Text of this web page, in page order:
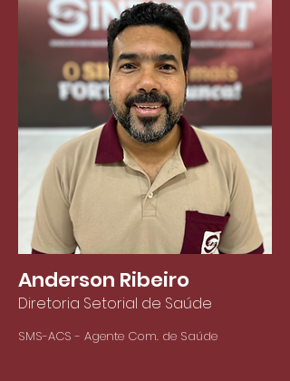
Anderson Ribeiro
Diretoria Setorial de Saúde
SMS-ACS - Agente Com. de Saúde